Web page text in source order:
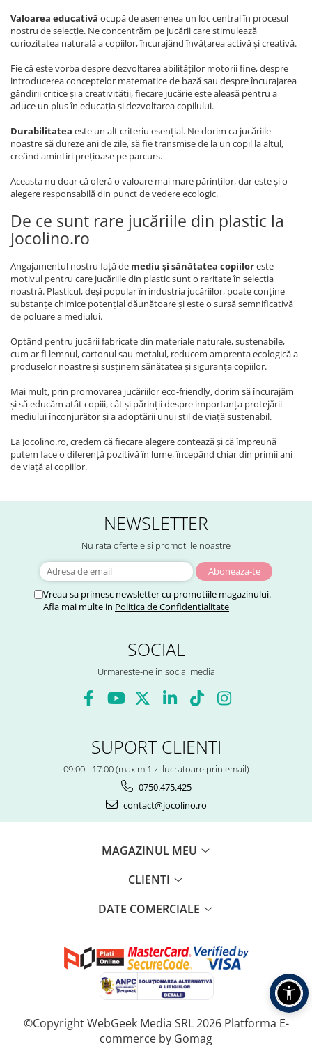
Valoarea educativă ocupă de asemenea un loc central în procesul
nostru de selecție. Ne concentrăm pe jucării care stimulează
curiozitatea naturală a copiilor, încurajând învățarea activă și creativă.
Fie că este vorba despre dezvoltarea abilităților motorii fine, despre
introducerea conceptelor matematice de bază sau despre încurajarea
gândirii critice și a creativității, fiecare jucărie este aleasă pentru a
aduce un plus în educația și dezvoltarea copilului.
Durabilitatea este un alt criteriu esențial. Ne dorim ca jucăriile
noastre să dureze ani de zile, să fie transmise de la un copil la altul,
creând amintiri prețioase pe parcurs.
Aceasta nu doar că oferă o valoare mai mare părinților, dar este și o
alegere responsabilă din punct de vedere ecologic.
De ce sunt rare jucăriile din plastic la
Jocolino.ro
Angajamentul nostru față de mediu și sănătatea copiiloreste
motivul pentru care jucăriile din plastic sunt o raritate în selecția
noastră. Plasticul, deși popular în industria jucăriilor, poate conține
substanțe chimice potențial dăunătoare și este o sursă semnificativă
de poluare a mediului.
Optând pentru jucării fabricate din materiale naturale, sustenabile,
cum ar fi lemnul, cartonul sau metalul, reducem amprenta ecologică a
produselor noastre și susținem sănătatea și siguranța copiilor.
Mai mult, prin promovarea jucăriilor eco-friendly, dorim să încurajăm
și să educăm atât copiii, cât și părinții despre importanța protejării
mediului înconjurător și a adoptării unui stil de viață sustenabil.
La Jocolino.ro, credem că fiecare alegere contează și că împreună
putem face o diferență pozitivă în lume, începând chiar din primii ani
de viață ai copiilor.
NEWSLETTER
Nu rata ofertele si promotiile noastre
Vreau sa primesc newsletter cu promotiile magazinului.
Afla mai multe in Politica de Confidentialitate
SOCIAL
Urmareste-ne in social media
SUPORT CLIENTI
09:00 - 17:00 (maxim 1 zi lucratoare prin email)
0750.475.425
contact@jocolino.ro
MAGAZINUL MEU
CLIENTI
DATE COMERCIALE
©Copyright WebGeek Media SRL 2026 Platforma E-
commerce by Gomag